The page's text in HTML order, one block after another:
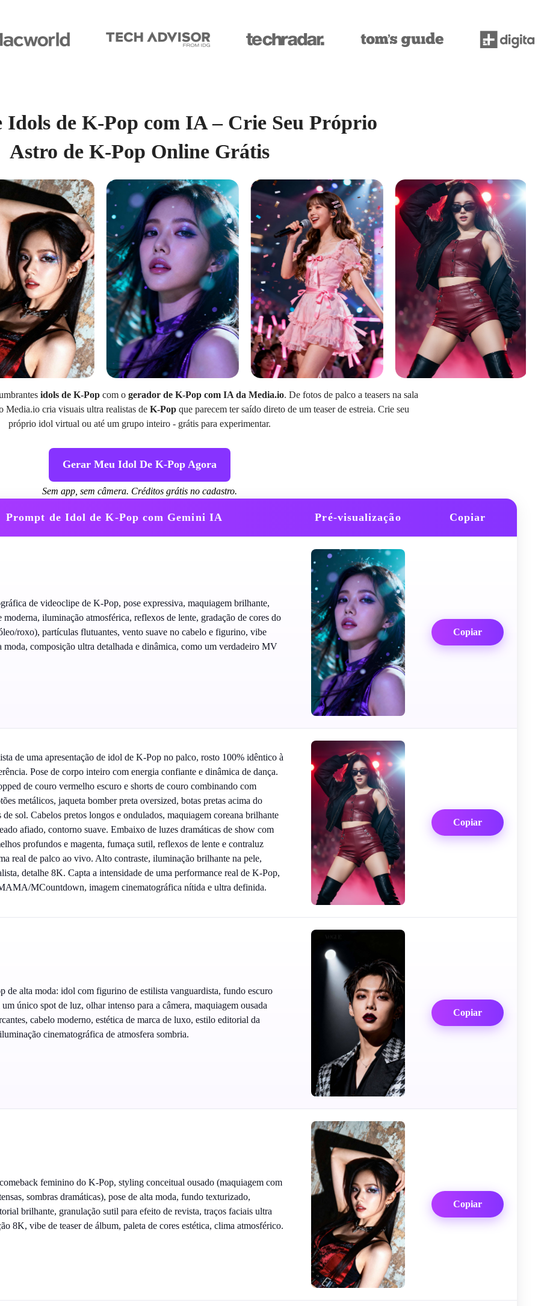
Idols de K-Pop com IA – Crie Seu Próprio
Astro de K-Pop Online Grátis
idols de K-Popcom o gerador de K-Pop com IA da Media.io. De fotos de palco a teasers na sala
Media.io cria visuais ultra realistas de K-Pop que parecem ter saído direto de um teaser de estreia. Crie seu
próprio idol virtual ou até um grupo inteiro - grátis para experimentar.
Gerar Meu Idol De K-Pop Agora
Sem app, sem câmera. Créditos grátis no cadastro.
Prompt de Idol de K-Pop com Gemini IA Pré-visualização Copiar
de videoclipe de K-Pop, pose expressiva, maquiagem brilhante,
moderna, iluminação atmosférica, reflexos de lente, gradação de cores do
roxo), partículas flutuantes, vento suave no cabelo e figurino, vibe
moda, composição ultra detalhada e dinâmica, como um verdadeiro MV
Copiar
de uma apresentação de idol de K-Pop no palco, rosto 100% idêntico à
Pose de corpo inteiro com energia confiante e dinâmica de dança.
de couro vermelho escuro e shorts de couro combinando com
metálicos, jaqueta bomber preta oversized, botas pretas acima do
sol. Cabelos pretos longos e ondulados, maquiagem coreana brilhante
afiado, contorno suave. Embaixo de luzes dramáticas de show com
profundos e magenta, fumaça sutil, reflexos de lente e contraluz
real de palco ao vivo. Alto contraste, iluminação brilhante na pele,
detalhe 8K. Capta a intensidade de uma performance real de K-Pop,
MCountdown, imagem cinematográfica nítida e ultra definida.
Copiar
de alta moda: idol com figurino de estilista vanguardista, fundo escuro
único spot de luz, olhar intenso para a câmera, maquiagem ousada
cabelo moderno, estética de marca de luxo, estilo editorial da
cinematográfica de atmosfera sombria.
Copiar
feminino do K-Pop, styling conceitual ousado (maquiagem com
sombras dramáticas), pose de alta moda, fundo texturizado,
brilhante, granulação sutil para efeito de revista, traços faciais ultra
8K, vibe de teaser de álbum, paleta de cores estética, clima atmosférico.
Copiar